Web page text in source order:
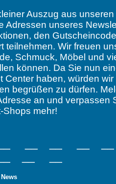
Auszug aus
Adressen unseres
den
teilnehmen. Wir freuen
Schmuck, Möbel und
können. Da Sie nun
Center haben, würden
begrüßen zu dürfen.
an und verpassen
Shops mehr!